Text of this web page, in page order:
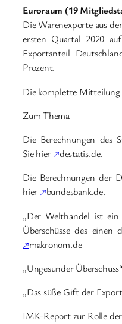
Euroraum (19
Die Warenexporte aus
ersten Quartal 2020
Exportanteil
Prozent.
Die komplette Mitteilung
Zum Thema
Die Berechnungen des
Sie hier ↗destatis.de.
Die Berechnungen der
hier ↗bundesbank.de.
„Der Welthandel ist
Überschüsse des einen
↗makronom.de
„Ungesunder
„Das süße Gift der
IMK-Report zur Rolle